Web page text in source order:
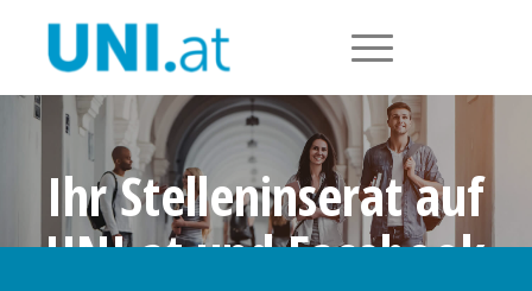
Ihr Stelleninserat auf
UNI.at und Facebook